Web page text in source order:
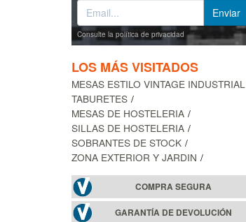
Consulte la política de privacidad
LOS MÁS VISITADOS
MESAS ESTILO VINTAGE INDUSTRIAL
TABURETES
MESAS DE HOSTELERIA
SILLAS DE HOSTELERIA
SOBRANTES DE STOCK
ZONA EXTERIOR Y JARDIN
COMPRA SEGURA
GARANTÍA DE DEVOLUCIÓN